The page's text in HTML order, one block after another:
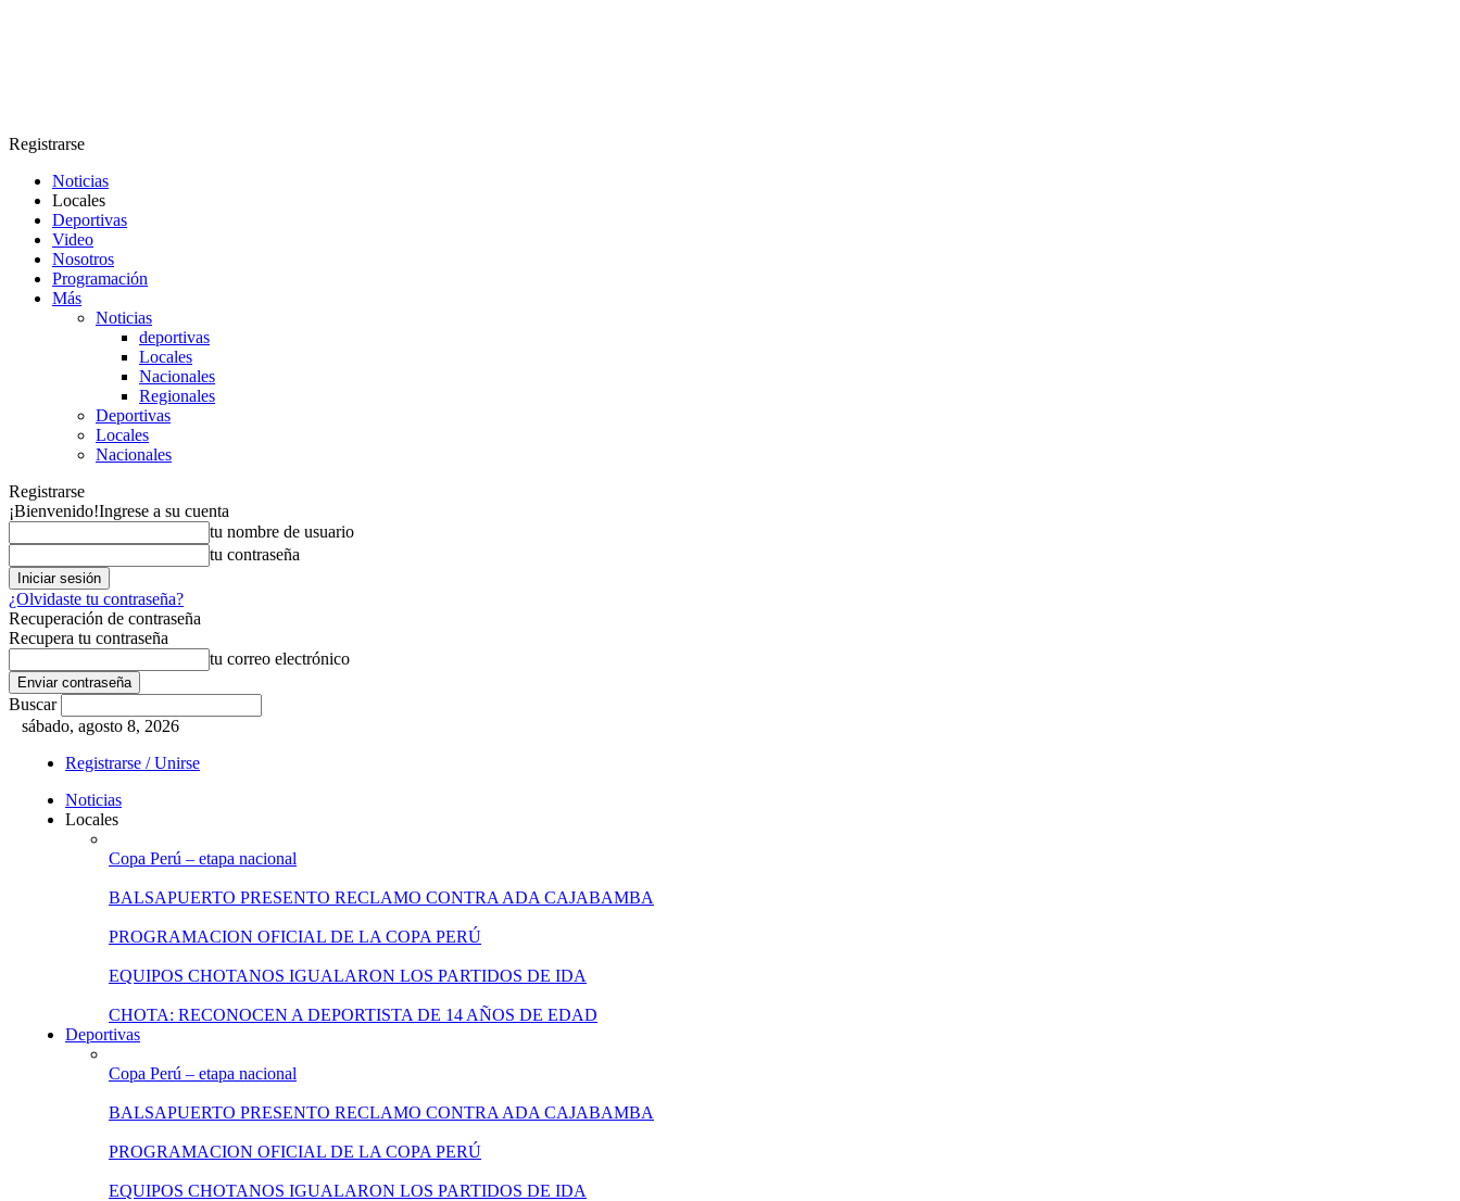
Registrarse
Noticias
Locales
Deportivas
Video
Nosotros
Programación
Más
Noticias
deportivas
Locales
Nacionales
Regionales
Deportivas
Locales
Nacionales
Registrarse
¡Bienvenido!Ingrese a su cuenta
tu nombre de usuario
tu contraseña
¿Olvidaste tu contraseña?
Recuperación de contraseña
Recupera tu contraseña
tu correo electrónico
Buscar
sábado, agosto 8, 2026
Registrarse / Unirse
Noticias
Locales
Copa Perú – etapa nacional
BALSAPUERTO PRESENTO RECLAMO CONTRA ADA CAJABAMBA
PROGRAMACION OFICIAL DE LA COPA PERÚ
EQUIPOS CHOTANOS IGUALARON LOS PARTIDOS DE IDA
CHOTA: RECONOCEN A DEPORTISTA DE 14 AÑOS DE EDAD
Deportivas
Copa Perú – etapa nacional
BALSAPUERTO PRESENTO RECLAMO CONTRA ADA CAJABAMBA
PROGRAMACION OFICIAL DE LA COPA PERÚ
EQUIPOS CHOTANOS IGUALARON LOS PARTIDOS DE IDA